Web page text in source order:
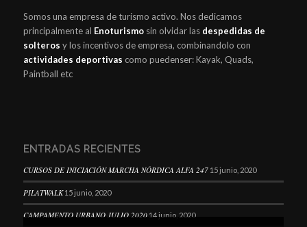
Somos una empresa de turismo activo. Nos dedicamos
principalmente al Enoturismosin olvidar las despedidas de
solteros y los incentivos de empresa, combinandolo con
actividades deportivas como puedenser: Kayak, Quads,
Paintball etc
ENTRADAS RECIENTES
CURSOS DE INICIACIÓN MARCHA NÓRDICA ALFA 247 15 junio, 2020
PILATWALK 15 junio, 2020
CAMPAMENTO URBANO JULIO 202014 junio, 2020